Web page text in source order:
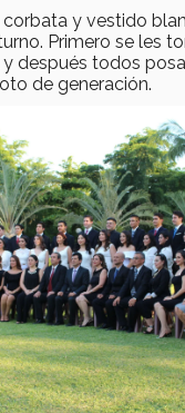
corbata y vestido
Primero se les
después todos
de generación.